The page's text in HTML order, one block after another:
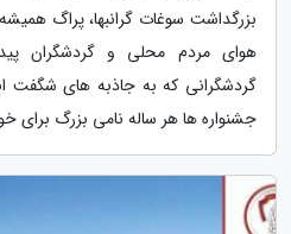
بزرگداشت سوغات گرانبها، پراگ
هوای مردم محلی و گردشگران
گردشگرانی که به جاذبه های شگفت
جشنواره ها هر ساله نامی بزرگ برای